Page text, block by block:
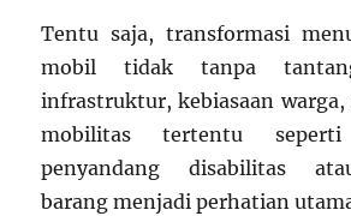
Tentu saja, transformasi
mobil tidak tanpa
infrastruktur, kebiasaan
mobilitas tertentu
penyandang disabilitas
barang menjadi perhatian